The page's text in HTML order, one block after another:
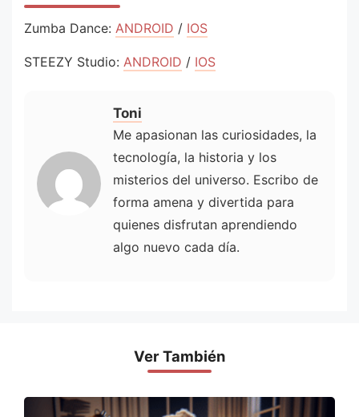
Zumba Dance: ANDROID / IOS
STEEZY Studio: ANDROID / IOS
Toni
Me apasionan las curiosidades, la
tecnología, la historia y los
misterios del universo. Escribo de
forma amena y divertida para
quienes disfrutan aprendiendo
algo nuevo cada día.
Ver También